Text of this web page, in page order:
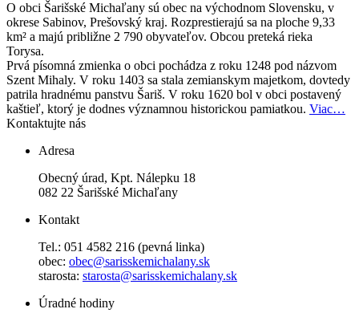
O obci Šarišské Michaľany sú obec na východnom Slovensku, v
okrese Sabinov, Prešovský kraj. Rozprestierajú sa na ploche 9,33
km² a majú približne 2 790 obyvateľov. Obcou preteká rieka
Torysa.
Prvá písomná zmienka o obci pochádza z roku 1248 pod názvom
Szent Mihaly. V roku 1403 sa stala zemianskym majetkom, dovtedy
patrila hradnému panstvu Šariš. V roku 1620 bol v obci postavený
kaštieľ, ktorý je dodnes významnou historickou pamiatkou. Viac…
Kontaktujte nás
Adresa
Obecný úrad, Kpt. Nálepku 18
082 22 Šarišské Michaľany
Kontakt
Tel.: 051 4582 216 (pevná linka)
obec: obec@sarisskemichalany.sk
starosta: starosta@sarisskemichalany.sk
Úradné hodiny